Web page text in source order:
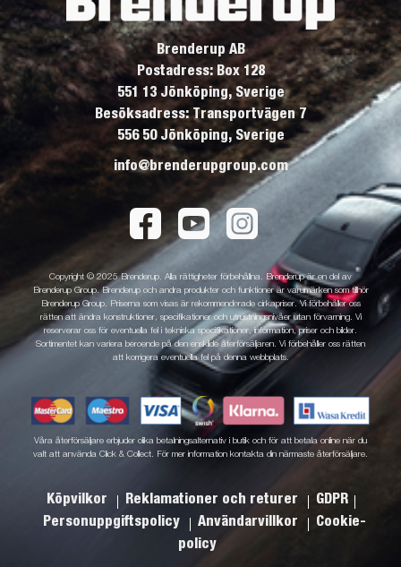
Brenderup AB
Postadress: Box 128
551 13 Jönköping, Sverige
Besöksadress: Transportvägen 7
556 50 Jönköping, Sverige
info@brenderupgroup.com
Copyright © 2025 Brenderup. Alla rättigheter förbehållna. Brenderup är en del av
Brenderup Group. Brenderup och andra produkter och funktioner är varumärken som tillhör
Brenderup Group. Priserna som visas är rekommenderade cirkapriser. Vi förbehåller oss
rätten att ändra konstruktioner, specifikationer och utrustningsnivåer utan förvarning. Vi
reserverar oss för eventuella fel i tekniska specifikationer, information, priser och bilder.
Sortimentet kan variera beroende på den enskilde återförsäljaren. Vi förbehåller oss rätten
att korrigera eventuella fel på denna webbplats.
Våra återförsäljare erbjuder olika betalningsalternativ i butik och för att betala online när du
valt att använda Click & Collect. För mer information kontakta din närmaste återförsäljare.
Köpvilkor Reklamationer och returer
GDPR
Personuppgiftspolicy
Användarvillkor
Cookie-
policy